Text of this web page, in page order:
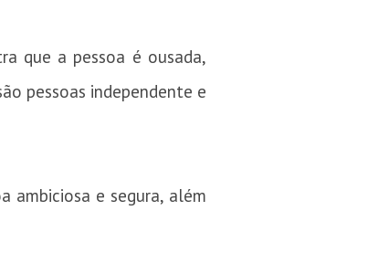
que a pessoa é ousada,
pessoas independente e
ambiciosa e segura, além